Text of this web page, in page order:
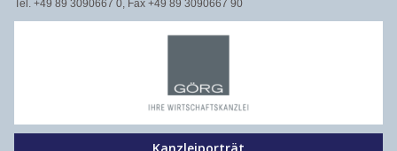
Tel. +49 89 3090667 0, Fax +49 89 3090667 90